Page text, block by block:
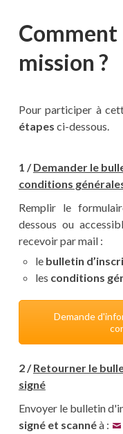
mission ?
Pour participer à
étapes ci-dessous.
1 /Demander le
conditions
Remplir le
dessous ou
recevoir par mail :
le bulletin
les conditions
Demande
2 /Retourner le
signé
Envoyer le bulletin
signé et scannéà :